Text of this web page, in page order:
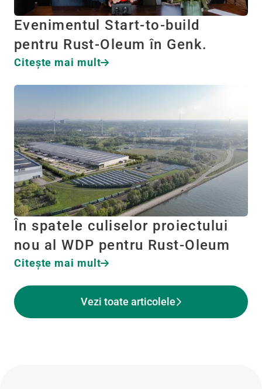
Evenimentul Start-to-build
pentru Rust-Oleum în Genk.
Citeşte mai mult
În spatele culiselor proiectului
nou al WDP pentru Rust-Oleum
Citeşte mai mult
Vezi toate articolele